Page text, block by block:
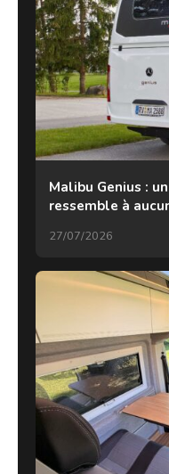
Malibu Genius :
ressemble à
27/07/2026